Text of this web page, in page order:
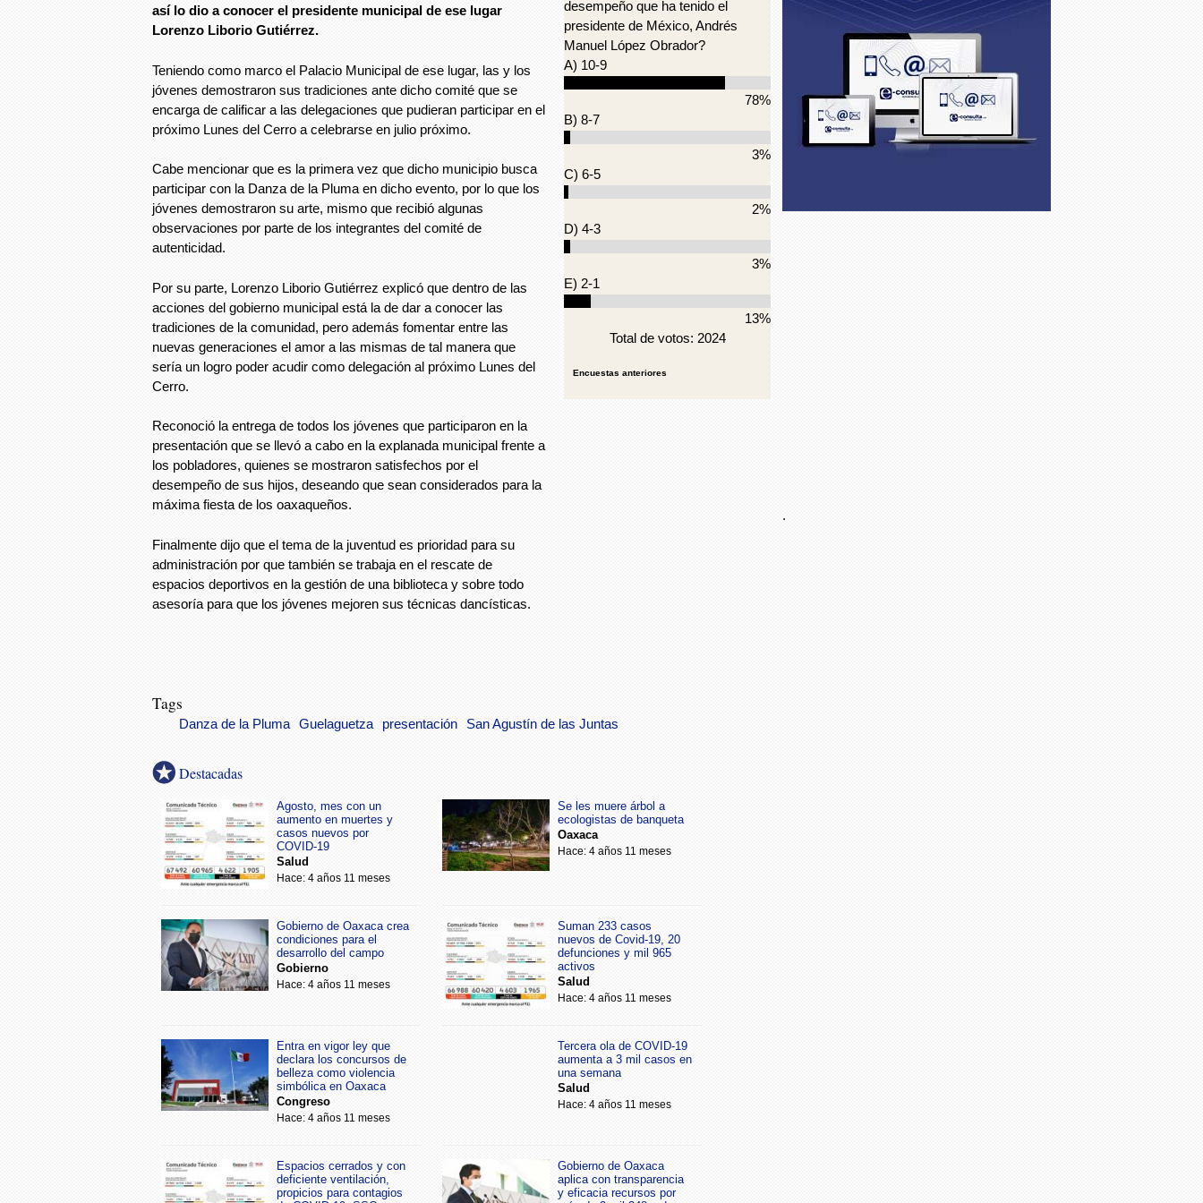
así lo dio a conocer el presidente municipal de ese lugar
Lorenzo Liborio Gutiérrez.
Teniendo como marco el Palacio Municipal de ese lugar, las y los
jóvenes demostraron sus tradiciones ante dicho comité que se
encarga de calificar a las delegaciones que pudieran participar en el
próximo Lunes del Cerro a celebrarse en julio próximo.
Cabe mencionar que es la primera vez que dicho municipio busca
participar con la Danza de la Pluma en dicho evento, por lo que los
jóvenes demostraron su arte, mismo que recibió algunas
observaciones por parte de los integrantes del comité de
autenticidad.
Por su parte, Lorenzo Liborio Gutiérrez explicó que dentro de las
acciones del gobierno municipal está la de dar a conocer las
tradiciones de la comunidad, pero además fomentar entre las
nuevas generaciones el amor a las mismas de tal manera que
sería un logro poder acudir como delegación al próximo Lunes del
Cerro.
Reconoció la entrega de todos los jóvenes que participaron en la
presentación que se llevó a cabo en la explanada municipal frente a
los pobladores, quienes se mostraron satisfechos por el
desempeño de sus hijos, deseando que sean considerados para la
máxima fiesta de los oaxaqueños.
Finalmente dijo que el tema de la juventud es prioridad para su
administración por que también se trabaja en el rescate de
espacios deportivos en la gestión de una biblioteca y sobre todo
asesoría para que los jóvenes mejoren sus técnicas dancísticas.
desempeño que ha tenido el
presidente de México, Andrés
Manuel López Obrador?
A) 10-9
78%
B) 8-7
3%
C) 6-5
2%
D) 4-3
3%
E) 2-1
13%
Total de votos: 2024
Encuestas anteriores
Tags
Danza de la Pluma Guelaguetza presentación San Agustín de las Juntas
Destacadas
Agosto, mes con un
aumento en muertes y
casos nuevos por
COVID-19
Salud
Hace: 4 años 11 meses
Se les muere árbol a
ecologistas de banqueta
Oaxaca
Hace: 4 años 11 meses
Gobierno de Oaxaca crea
condiciones para el
desarrollo del campo
Gobierno
Hace: 4 años 11 meses
Suman 233 casos
nuevos de Covid-19, 20
defunciones y mil 965
activos
Salud
Hace: 4 años 11 meses
Entra en vigor ley que
declara los concursos de
belleza como violencia
simbólica en Oaxaca
Congreso
Hace: 4 años 11 meses
Tercera ola de COVID-19
aumenta a 3 mil casos en
una semana
Salud
Hace: 4 años 11 meses
Espacios cerrados y con
deficiente ventilación,
propicios para contagios
Gobierno de Oaxaca
aplica con transparencia
y eficacia recursos por
.